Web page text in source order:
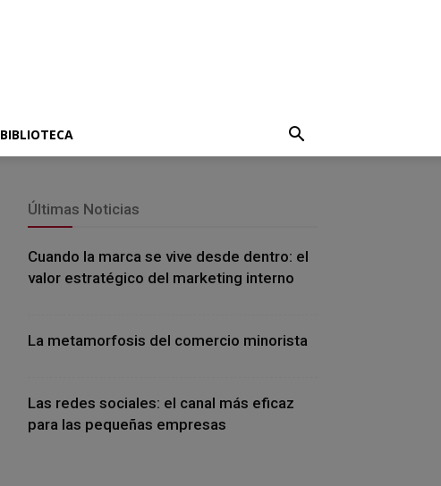
BIBLIOTECA
Últimas Noticias
Cuando la marca se vive desde dentro: el
valor estratégico del marketing interno
La metamorfosis del comercio minorista
Las redes sociales: el canal más eficaz
para las pequeñas empresas